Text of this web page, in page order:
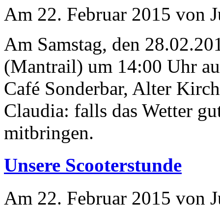
Am 22. Februar 2015 von
Am Samstag, den
(Mantrail) um 14:00 Uhr
Café Sonderbar, Alter
Claudia: falls das Wetter
mitbringen.
Unsere Scooterstunde
Am 22. Februar 2015 von